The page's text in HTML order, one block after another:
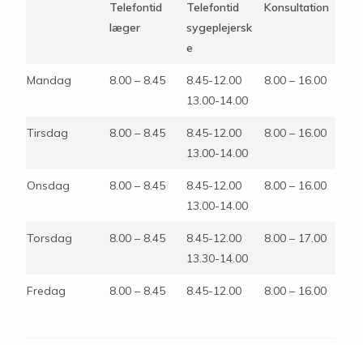
Telefontid
læger
Telefontid
sygeplejersk
e
Konsultation
Mandag 8.00 – 8.45
8.45-12.00
13.00-14.00
8.00 – 16.00
Tirsdag 8.00 – 8.45
8.45-12.00
13.00-14.00
8.00 – 16.00
Onsdag 8.00 – 8.45
8.45-12.00
13.00-14.00
8.00 – 16.00
Torsdag 8.00 – 8.45
8.45-12.00
13.30-14.00
8.00 – 17.00
Fredag 8.00 – 8.45 8.45-12.00 8.00 – 16.00